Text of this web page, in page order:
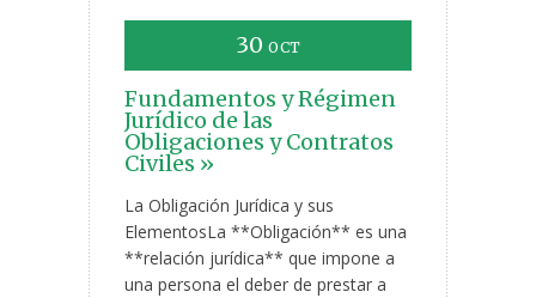
30 OCT
Fundamentos y Régimen
Jurídico de las
Obligaciones y Contratos
Civiles »
La Obligación Jurídica y sus
ElementosLa **Obligación** es una
**relación jurídica** que impone a
una persona el deber de prestar a